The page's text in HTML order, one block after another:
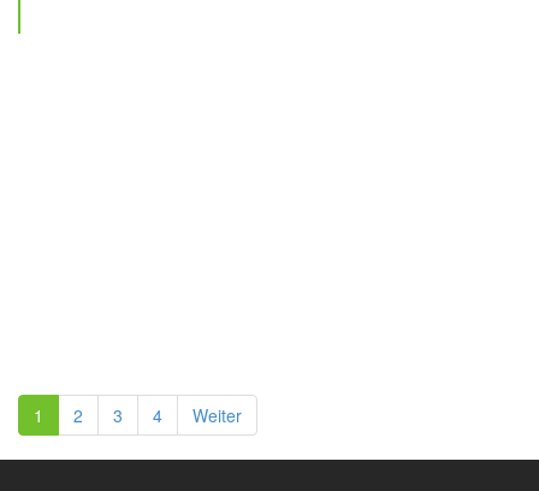
1 2 3 4 Weiter